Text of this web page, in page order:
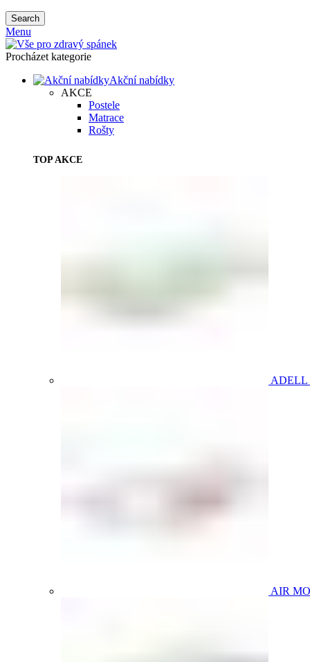
Search
Menu
Procházet kategorie
Akční nabídky
AKCE
Postele
Matrace
Rošty
TOP AKCE
ADELL
AIR